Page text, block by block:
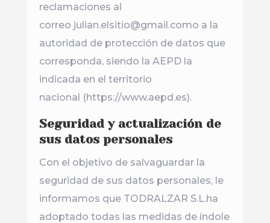
reclamaciones al
correo julian.elsitio@gmail.como a la
autoridad de protección de datos que
corresponda, siendo la AEPD la
indicada en el territorio
nacional (https://www.aepd.es).
Seguridad y actualización de
sus datos personales
Con el objetivo de salvaguardar la
seguridad de sus datos personales, le
informamos que TODRALZAR S.L.ha
adoptado todas las medidas de índole